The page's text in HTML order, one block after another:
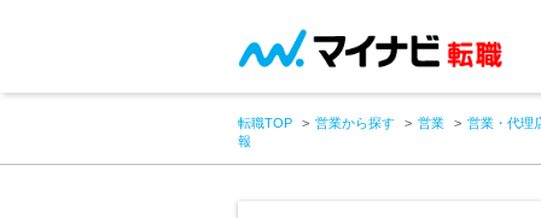
転職TOP 営業から探す 営業
営業・代理
報